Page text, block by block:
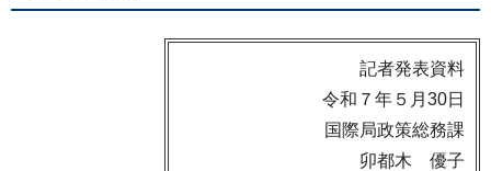
記者発表資料
令和７年５月30日
国際局政策総務課
卯都木 優子